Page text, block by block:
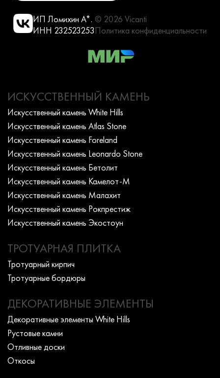
ИП Ломихин А*.
ИНН 232523253
© 2026 Vicanti
Политика конфиденциальности
ИСКУССТВЕННЫЙ КАМЕНЬ
Искусcтвенный камень White Hills
Искусcтвенный камень Atlas Stone
Искусcтвенный камень Foreland
Искусcтвенный камень Leonardo Stone
Искусcтвенный камень Бетолит
Искусcтвенный камень Камелот-М
Искусcтвенный камень Малахит
Искусcтвенный камень Рокпрестиж
Искусcтвенный камень Экостоун
ТРОТУАРНАЯ ПЛИТКА
Тротуарный кирпич
Тротуарные бордюры
ДЕКОРАТИВНЫЕ ЭЛЕМЕНТЫ
Декоративные элементы White Hills
Рустовые камни
Отливные доски
Откосы